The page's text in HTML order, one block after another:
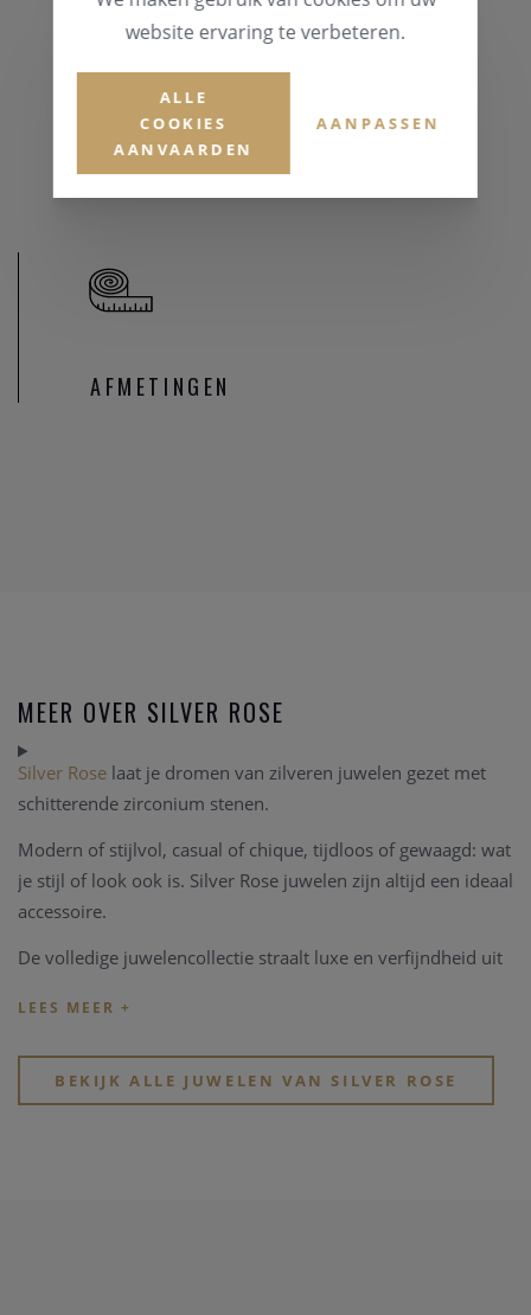
MATERIAAL & KLEUR
Zilver 925
EDELSTENEN
Zirconium
AFMETINGEN
MEER OVER SILVER ROSE
Silver Rose laat je dromen van zilveren juwelen gezet met
schitterende zirconium stenen.
Modern of stijlvol, casual of chique, tijdloos of gewaagd: wat
je stijl of look ook is. Silver Rose juwelen zijn altijd een ideaal
accessoire.
De volledige juwelencollectie straalt luxe en verfijndheid uit
BEKIJK ALLE JUWELEN VAN SILVER ROSE
website ervaring te verbeteren.
ALLE
COOKIES
AANVAARDEN
AANPASSEN